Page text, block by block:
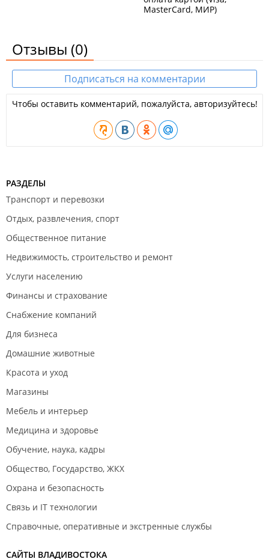
MasterCard, МИР)
Отзывы (0)
Подписаться на комментарии
Чтобы оставить комментарий, пожалуйста, авторизуйтесь!
РАЗДЕЛЫ
Транспорт и перевозки
Отдых, развлечения, спорт
Общественное питание
Недвижимость, строительство и ремонт
Услуги населению
Финансы и страхование
Снабжение компаний
Для бизнеса
Домашние животные
Красота и уход
Магазины
Мебель и интерьер
Медицина и здоровье
Обучение, наука, кадры
Общество, Государство, ЖКХ
Охрана и безопасность
Связь и IT технологии
Справочные, оперативные и экстренные службы
САЙТЫ ВЛАДИВОСТОКА